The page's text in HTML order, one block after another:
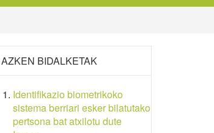
AZKEN BIDALKETAK
Identifikazio biometrikoko
sistema berriari esker bilatutako
pertsona bat atxilotu dute